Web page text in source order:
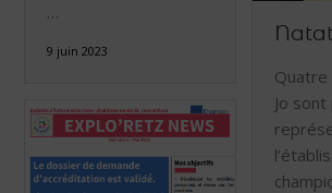
…
9 juin 2023
Quatre
Jo